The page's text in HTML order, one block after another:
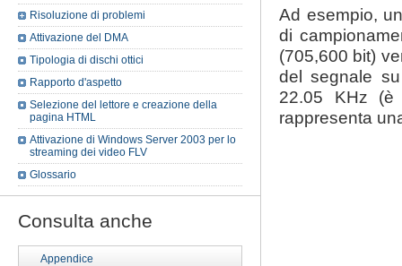
Ad esempio,
di
(705,600 bit)
del segnale
22.05 KHz
rappresenta
Risoluzione di problemi
Attivazione del DMA
Tipologia di dischi ottici
Rapporto d'aspetto
Selezione del lettore e creazione della
pagina HTML
Attivazione di Windows Server 2003 per lo
streaming dei video FLV
Glossario
Consulta anche
Appendice